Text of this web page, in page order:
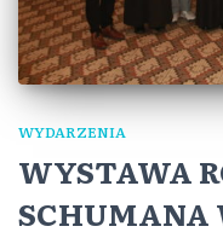
WYDARZENIA
WYSTAWA
SCHUMANA